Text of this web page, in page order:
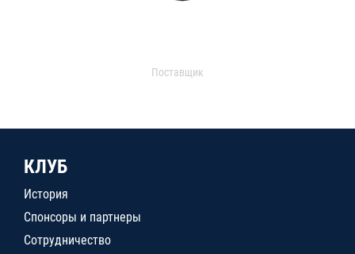
Поставщик
КЛУБ
История
Спонсоры и партнеры
Сотрудничество